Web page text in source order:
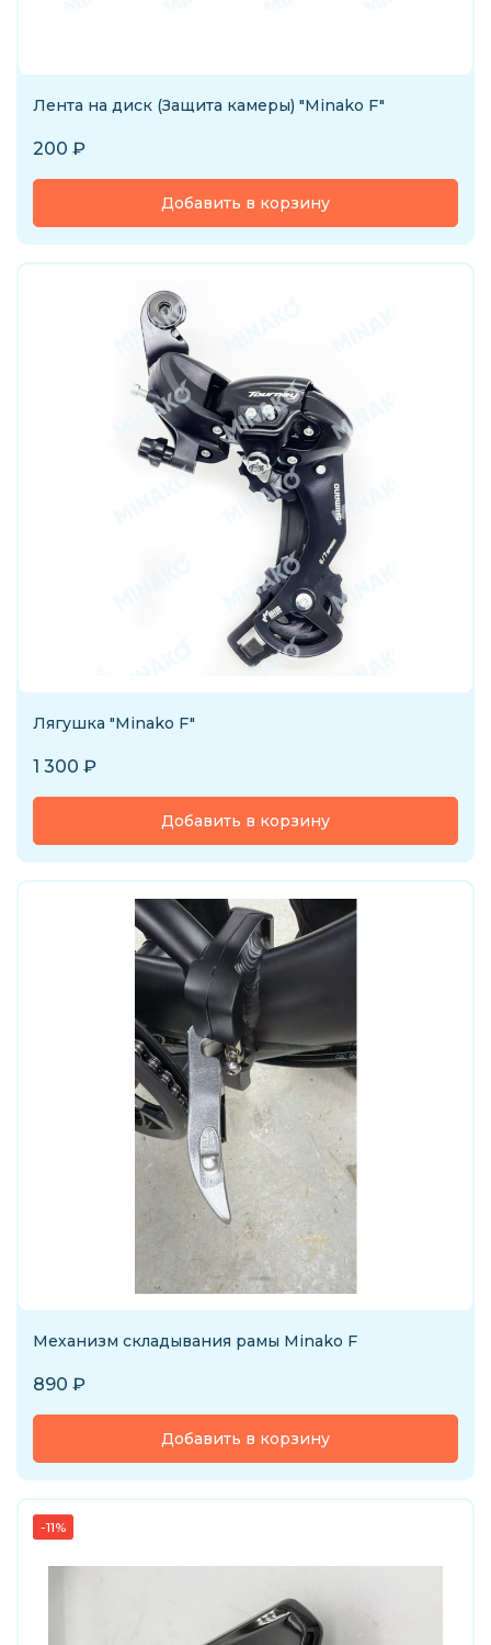
Лента на диск (Защита камеры) "Minako F"
200 ₽
Добавить в корзину
Лягушка "Minako F"
1 300 ₽
Добавить в корзину
Механизм складывания рамы Minako F
890 ₽
Добавить в корзину
-11%